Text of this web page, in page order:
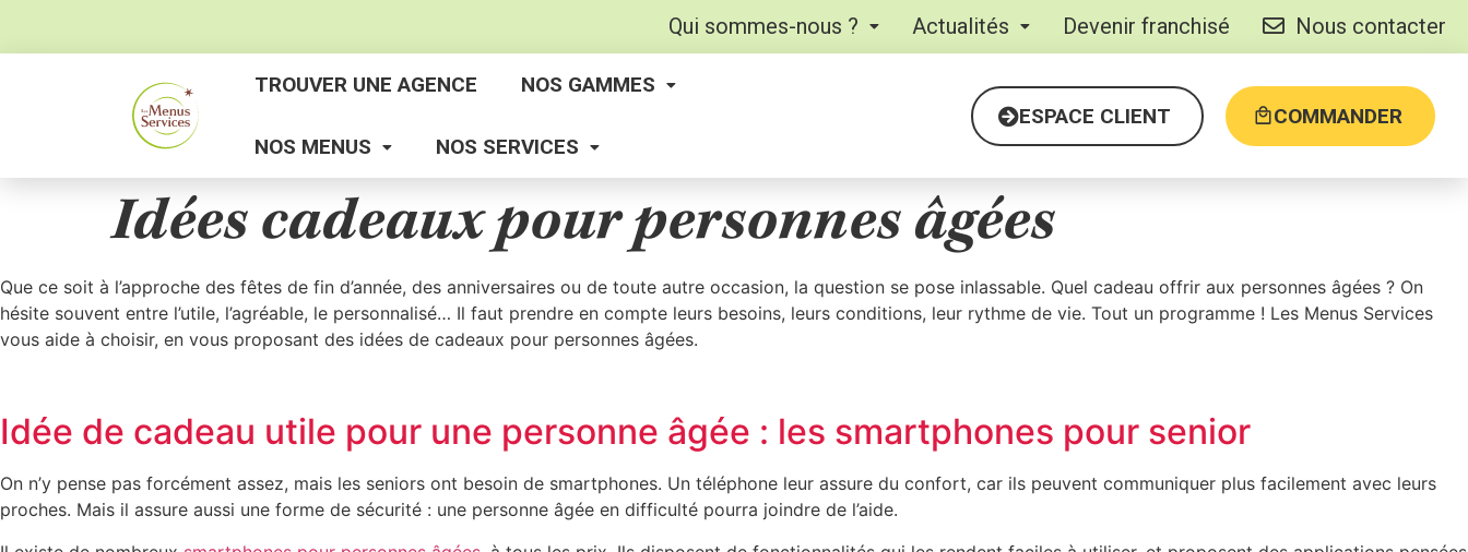
Qui sommes-nous ? Actualités Devenir franchisé Nous contacter
TROUVER UNE AGENCE NOS GAMMES
NOS MENUS NOS SERVICES
ESPACE CLIENT COMMANDER
Idées cadeaux pour personnes âgées
Que ce soit à l’approche des fêtes de fin d’année, des anniversaires ou de toute autre occasion, la question se pose inlassable. Quel cadeau offrir aux personnes âgées ? On
hésite souvent entre l’utile, l’agréable, le personnalisé… Il faut prendre en compte leurs besoins, leurs conditions, leur rythme de vie. Tout un programme ! Les Menus Services
vous aide à choisir, en vous proposant des idées de cadeaux pour personnes âgées.
Idée de cadeau utile pour une personne âgée : les smartphones pour senior
On n’y pense pas forcément assez, mais les seniors ont besoin de smartphones. Un téléphone leur assure du confort, car ils peuvent communiquer plus facilement avec leurs
proches. Mais il assure aussi une forme de sécurité : une personne âgée en difficulté pourra joindre de l’aide.